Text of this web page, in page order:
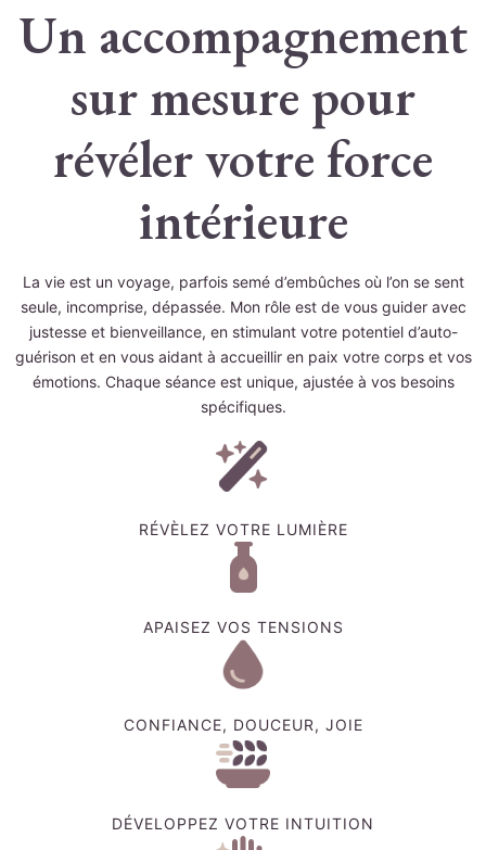
Un accompagnement
sur mesure pour
révéler votre force
intérieure
La vie est un voyage, parfois semé d’embûches où l’on se sent
seule, incomprise, dépassée. Mon rôle est de vous guider avec
justesse et bienveillance, en stimulant votre potentiel d’auto-
guérison et en vous aidant à accueillir en paix votre corps et vos
émotions. Chaque séance est unique, ajustée à vos besoins
spécifiques.
RÉVÈLEZ VOTRE LUMIÈRE
APAISEZ VOS TENSIONS
CONFIANCE, DOUCEUR, JOIE
DÉVELOPPEZ VOTRE INTUITION